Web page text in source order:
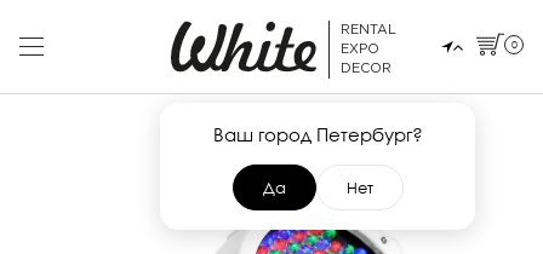
RENTAL
EXPO
DECOR
Ваш город Петербург?
Да Нет
0